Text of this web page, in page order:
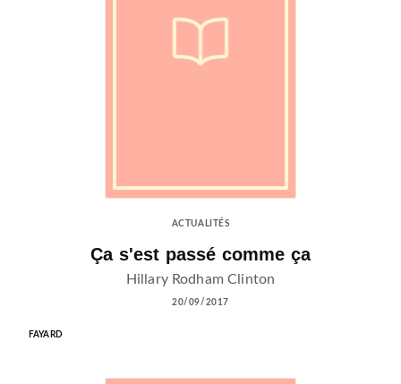
ACTUALITÉS
Ça s'est passé comme ça
Hillary Rodham Clinton
20/09/2017
FAYARD